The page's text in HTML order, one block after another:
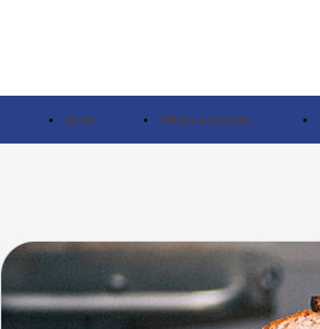
Santé Petites annonces